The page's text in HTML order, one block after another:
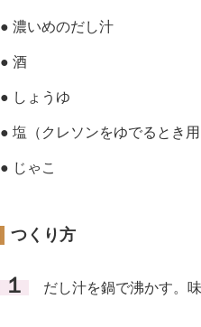
● 濃いめのだし汁
● 酒
● しょうゆ
● 塩（クレソンをゆでるとき用
● じゃこ
つくり方
１ だし汁を鍋で沸かす。味